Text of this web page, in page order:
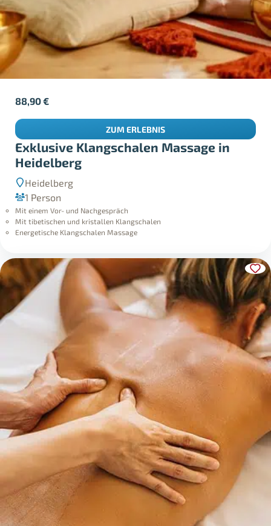
Exklusive Klangschalen Massage in
Heidelberg
Heidelberg
1 Person
Mit einem Vor- und Nachgespräch
Mit tibetischen und kristallen Klangschalen
Energetische Klangschalen Massage
88,90€
ZUM ERLEBNIS